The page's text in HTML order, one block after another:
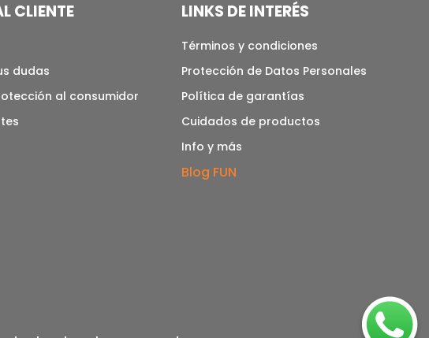
CLIENTE
dudas
al consumidor
LINKS DE INTERÉS
Términos y condiciones
Protección de Datos Personales
Política de garantías
Cuidados de productos
Info y más
Blog FUN